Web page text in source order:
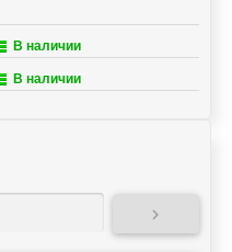
В наличии
В наличии
